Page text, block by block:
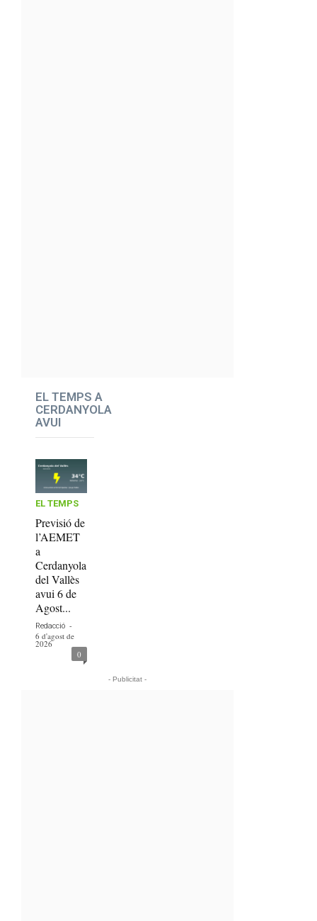
EL TEMPS A
CERDANYOLA
AVUI
EL TEMPS
Previsió de
l’AEMET
a
Cerdanyola
del Vallès
avui 6 de
Agost...
Redacció -
6 d'agost de
2026
0
- Publicitat -